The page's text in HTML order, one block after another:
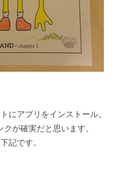
にアプリをインストール。
が確実だと思います。
記です。